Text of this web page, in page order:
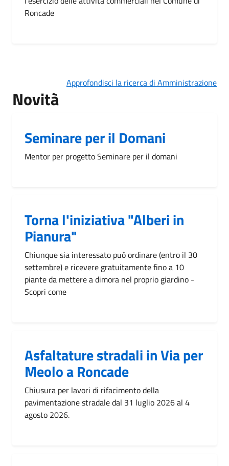
Roncade
Approfondisci la ricerca di Amministrazione
Novità
Seminare per il Domani
Mentor per progetto Seminare per il domani
Torna l'iniziativa "Alberi in
Pianura"
Chiunque sia interessato può ordinare (entro il 30
settembre) e ricevere gratuitamente fino a 10
piante da mettere a dimora nel proprio giardino -
Scopri come
Asfaltature stradali in Via per
Meolo a Roncade
Chiusura per lavori di rifacimento della
pavimentazione stradale dal 31 luglio 2026 al 4
agosto 2026.